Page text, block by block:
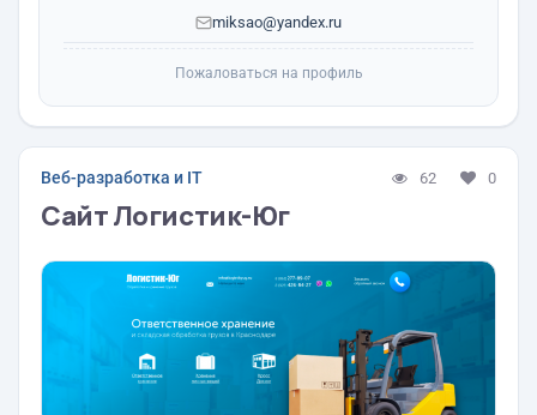
miksao@yandex.ru
Пожаловаться на профиль
Веб-разработка и IT 62 0
Сайт Логистик-Юг